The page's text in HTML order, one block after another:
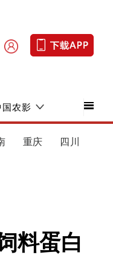
国农影
重庆 四川
料蛋白